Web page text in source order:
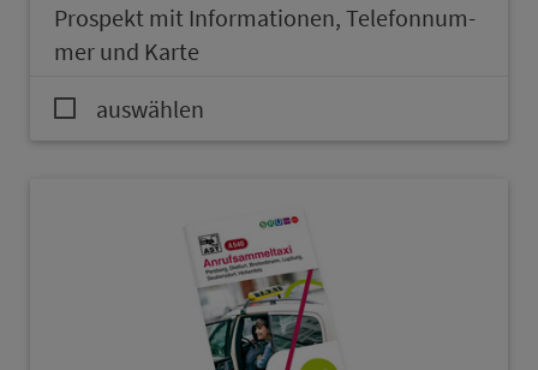
Prospekt mit In­for­ma­ti­onen, Te­le­fon­num­
mer und Karte
auswählen